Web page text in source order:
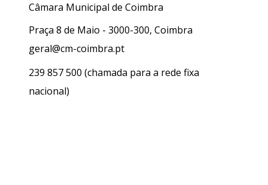
Câmara Municipal de Coimbra
Praça 8 de Maio - 3000-300, Coimbra
geral@cm-coimbra.pt
239 857 500 (chamada para a rede fixa
nacional)